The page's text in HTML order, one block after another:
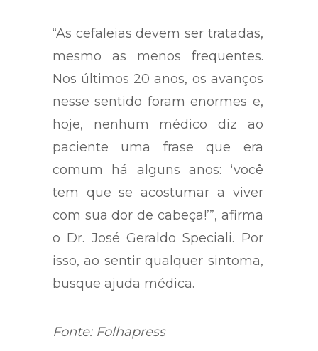
“As cefaleias devem ser tratadas,
mesmo as menos frequentes.
Nos últimos 20 anos, os avanços
nesse sentido foram enormes e,
hoje, nenhum médico diz ao
paciente uma frase que era
comum há alguns anos: ‘você
tem que se acostumar a viver
com sua dor de cabeça!’”, afirma
o Dr. José Geraldo Speciali. Por
isso, ao sentir qualquer sintoma,
busque ajuda médica.
Fonte: Folhapress